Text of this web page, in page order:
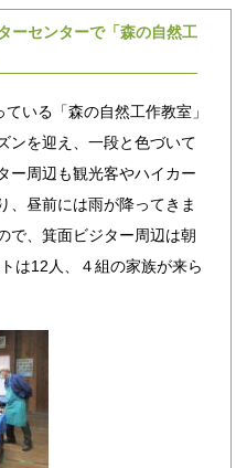
ーセンターで「森の自然工
いる「森の自然工作教室」
ンを迎え、一段と色づいて
ー周辺も観光客やハイカー
、昼前には雨が降ってきま
で、箕面ビジター周辺は朝
は12人、４組の家族が来ら